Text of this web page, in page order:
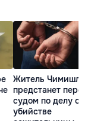
Житель
предстанет перед
судом по делу об
убийстве